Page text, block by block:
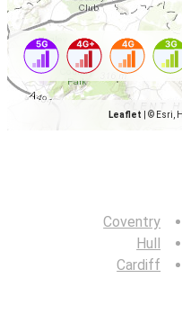
Leaflet © Esri,
Coventry
Hull
Cardiff